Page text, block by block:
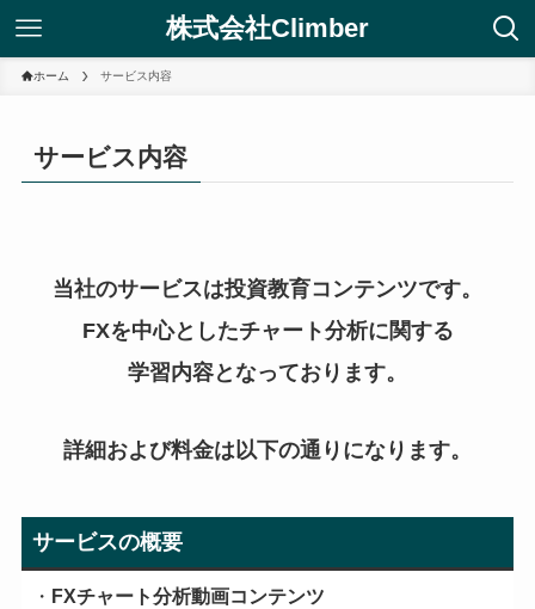
株式会社Climber
ホーム サービス内容
サービス内容
当社のサービスは投資教育コンテンツです。
FXを中心としたチャート分析に関する
学習内容となっております。
詳細および料金は以下の通りになります。
サービスの概要
・ FXチャート分析動画コンテンツ